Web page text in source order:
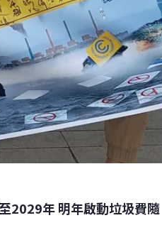
2029年 明年啟動垃圾費隨